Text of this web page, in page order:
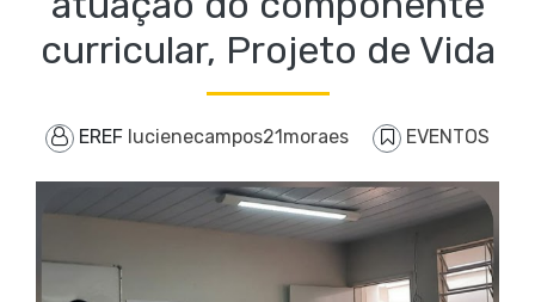
curricular, Projeto de Vida
EREF lucienecampos21moraes EVENTOS